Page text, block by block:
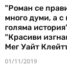
"Роман се
много думи, а с
голяма
"Красиви
Мег Уайт
01/11/2019